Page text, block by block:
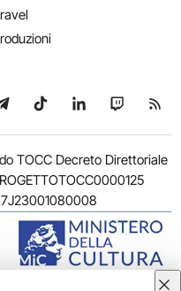
su WhatsApp
su Telegram
Seguici su TikTok
Seguici su
Seguici
TOCC Decreto Direttoriale